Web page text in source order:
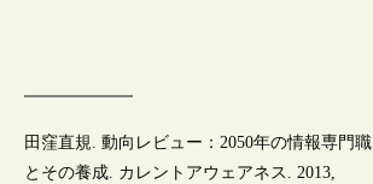
田窪直規. 動向レビュー：2050年の情報専門職
とその養成. カレントアウェアネス. 2013,